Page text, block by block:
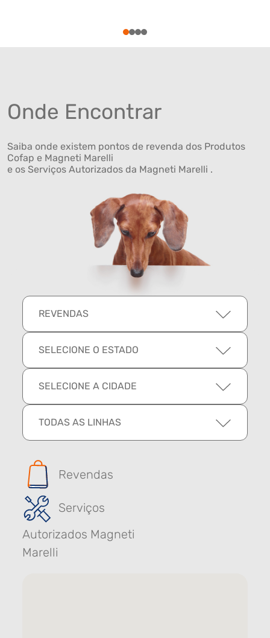
1234
Onde Encontrar
Saiba onde existem pontos de revenda dos Produtos
Cofap e Magneti Marelli
e os Serviços Autorizados da Magneti Marelli .
REVENDAS
SELECIONE O ESTADO
SELECIONE A CIDADE
TODAS AS LINHAS
Revendas
Serviços
Autorizados Magneti
Marelli